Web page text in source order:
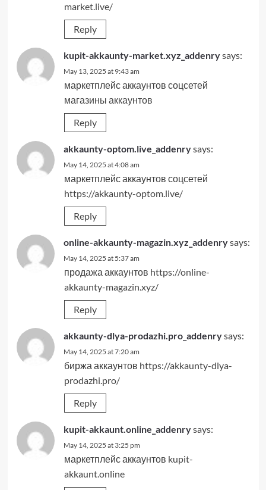
market.live/
Reply
kupit-akkaunty-market.xyz_addenrysays:
May 13, 2025 at 9:43 am
маркетплейс аккаунтов соцсетей
магазины аккаунтов
Reply
akkaunty-optom.live_addenrysays:
May 14, 2025 at 4:08 am
маркетплейс аккаунтов соцсетей
https://akkaunty-optom.live/
Reply
online-akkaunty-magazin.xyz_addenrysays:
May 14, 2025 at 5:37 am
продажа аккаунтов https://online-
akkaunty-magazin.xyz/
Reply
akkaunty-dlya-prodazhi.pro_addenrysays:
May 14, 2025 at 7:20 am
биржа аккаунтов https://akkaunty-dlya-
prodazhi.pro/
Reply
kupit-akkaunt.online_addenrysays:
May 14, 2025 at 3:25 pm
маркетплейс аккаунтов kupit-
akkaunt.online